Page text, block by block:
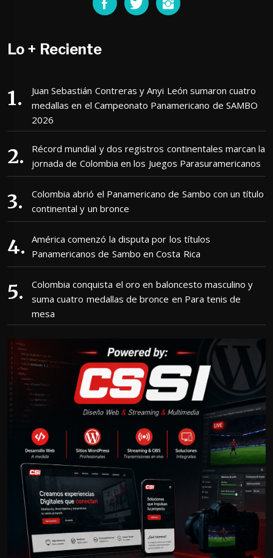
Lo + Reciente
Juan Sebastián Contreras y Anyi León sumaron cuatro
medallas en el Campeonato Panamericano de SAMBO
2026
Récord mundial y dos registros continentales marcan la
jornada de Colombia en los Juegos Parasuramericanos
Colombia abrió el Panamericano de Sambo con un título
continental y un bronce
América comenzó la disputa por los títulos
Panamericanos de Sambo en Costa Rica
Colombia conquista el oro en baloncesto masculino y
suma cuatro medallas de bronce en Para tenis de
mesa